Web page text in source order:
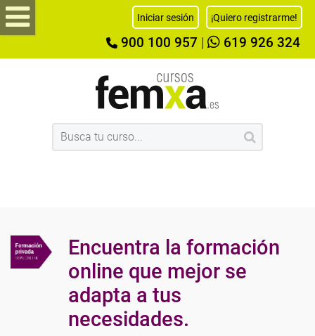
Iniciar sesión ¡Quiero registrarme!
900 100 957 619 926 324
Encuentra la formación
online que mejor se
adapta a tus
necesidades.